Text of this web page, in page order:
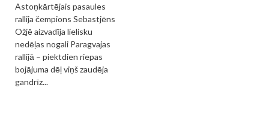
Astoņkārtējais pasaules
rallija čempions Sebastjēns
Ožjē aizvadīja lielisku
nedēļas nogali Paragvajas
rallijā – piektdien riepas
bojājuma dēļ viņš zaudēja
gandrīz...